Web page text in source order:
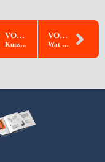
VORIGE PAGINA
Kunststof kozijnen kosten
VOLGENDE PAGINA
Wat zijn de beste kunststof kozijnen merken 2024?